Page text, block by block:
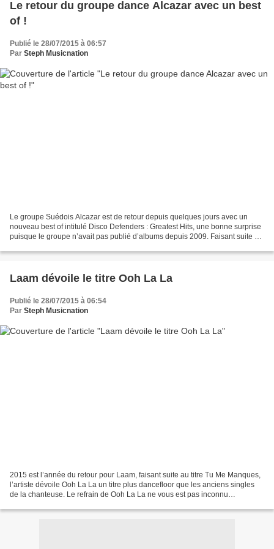
Le retour du groupe dance Alcazar avec un best
of !
Publié le 28/07/2015 à 06:57
Par Steph Musicnation
Le groupe Suédois Alcazar est de retour depuis quelques jours avec un
nouveau best of intitulé Disco Defenders : Greatest Hits, une bonne surprise
puisque le groupe n’avait pas publié d’albums depuis 2009. Faisant suite à
Laam dévoile le titre Ooh La La
Publié le 28/07/2015 à 06:54
Par Steph Musicnation
2015 est l’année du retour pour Laam, faisant suite au titre Tu Me Manques,
l’artiste dévoile Ooh La La un titre plus dancefloor que les anciens singles
de la chanteuse. Le refrain de Ooh La La ne vous est pas inconnu